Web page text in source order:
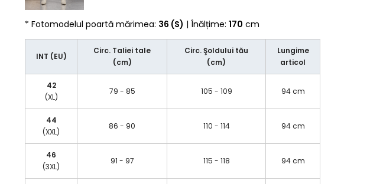
* Fotomodelul poartă mărimea: 36 (S) | Înălțime:170 cm
INT (EU)
Circ. Taliei tale
(cm)
Circ. Şoldului tău
(cm)
Lungime
articol
42
(XL)
79 - 85 105 - 109 94 cm
44
(XXL)
86 - 90 110 - 114 94 cm
46
(3XL)
91 - 97 115 - 118 94 cm